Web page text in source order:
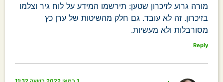
מורה גרוע לזיכרון שטען: תירשמו המידע על לוח גיר וצלמו
בזיכרון. זה לא עובד. גם חלק מהשיטות של ערן כץ
מסורבלות ולא מעשיות.
Reply